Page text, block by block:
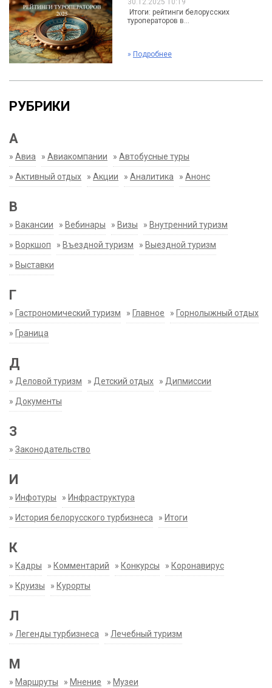
30.12.2025 10:19
Итоги: рейтинги белорусских
туроператоров в...
» Подробнее
РУБРИКИ
А
» Авиа » Авиакомпании » Автобусные туры
» Активный отдых » Акции » Аналитика » Анонс
В
» Вакансии » Вебинары » Визы » Внутренний туризм
» Воркшоп » Въездной туризм » Выездной туризм
» Выставки
Г
» Гастрономический туризм » Главное » Горнолыжный отдых
» Граница
Д
» Деловой туризм » Детский отдых » Дипмиссии
» Документы
З
» Законодательство
И
» Инфотуры » Инфраструктура
» История белорусского турбизнеса » Итоги
К
» Кадры » Комментарий » Конкурсы » Коронавирус
» Круизы » Курорты
Л
» Легенды турбизнеса » Лечебный туризм
М
» Маршруты » Мнение » Музеи